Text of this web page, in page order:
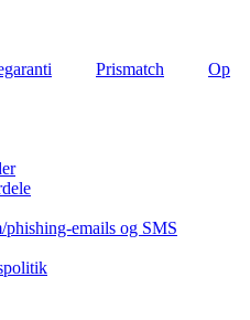
Prismatch
Op
emails og SMS